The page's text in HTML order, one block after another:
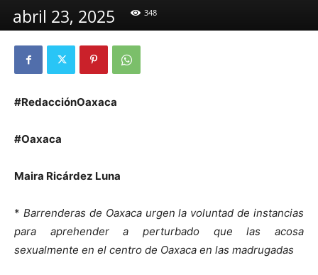
abril 23, 2025 348
#RedacciónOaxaca
#Oaxaca
Maira Ricárdez Luna
* Barrenderas de Oaxaca urgen la voluntad de instancias
para aprehender a perturbado que las acosa
sexualmente en el centro de Oaxaca en las madrugadas